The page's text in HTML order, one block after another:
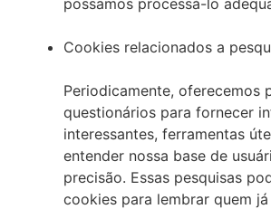
Cookies relacionados a
Periodicamente, oferecemos
questionários para fornecer
interessantes, ferramentas
entender nossa base de
precisão. Essas pesquisas
cookies para lembrar quem